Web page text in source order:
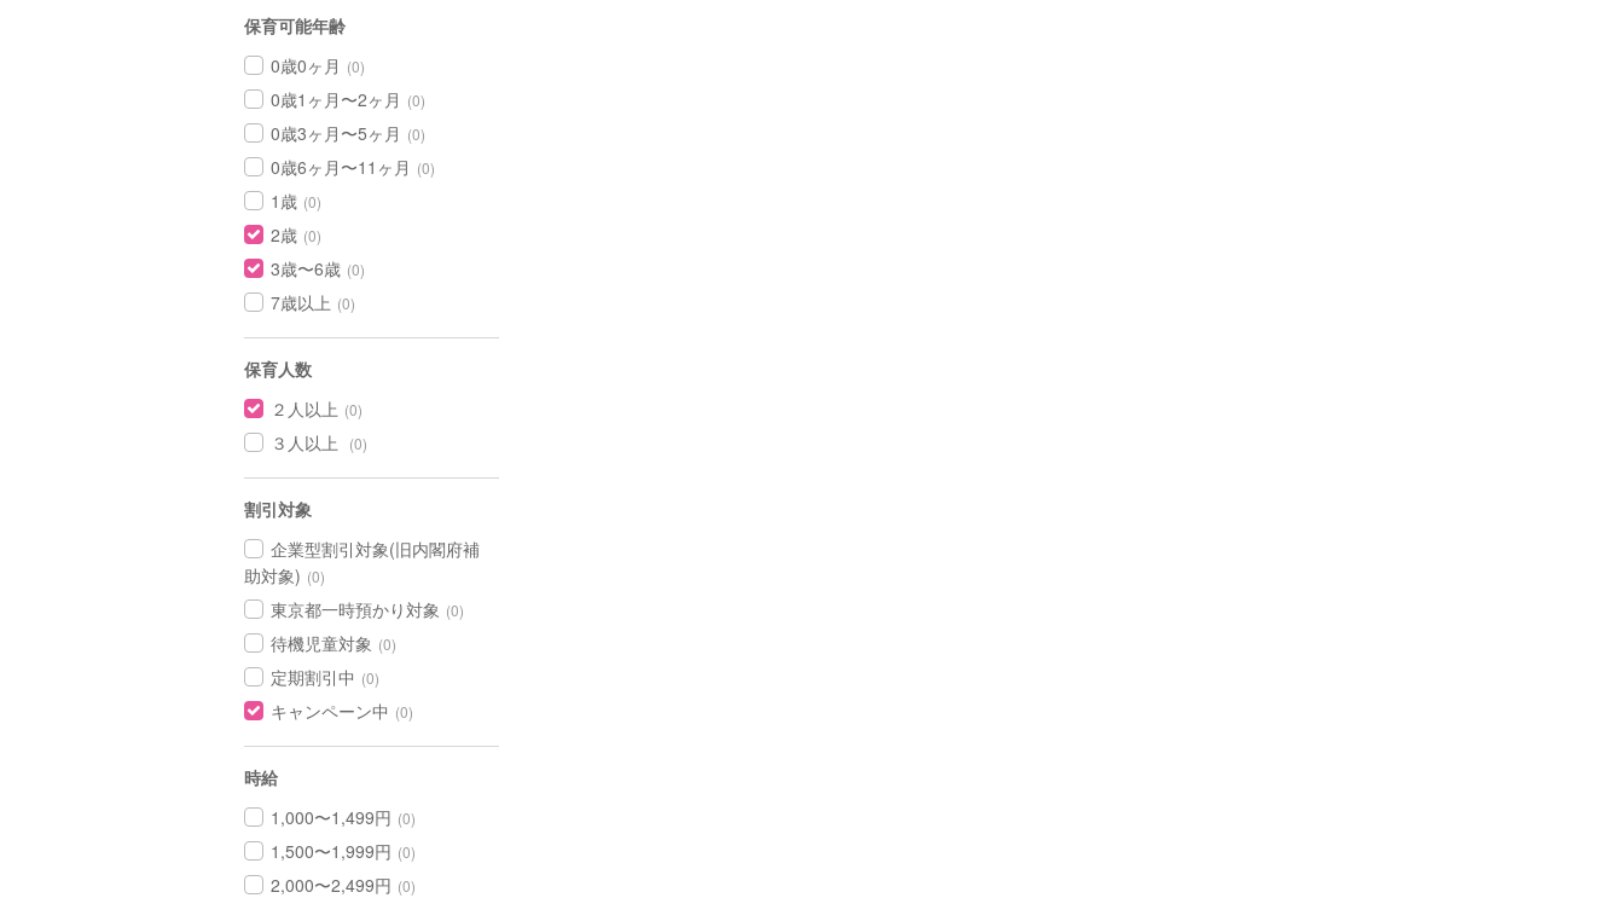
保育可能年齢
0歳0ヶ月 (0)
0歳1ヶ月〜2ヶ月 (0)
0歳3ヶ月〜5ヶ月 (0)
0歳6ヶ月〜11ヶ月 (0)
1歳 (0)
2歳 (0)
3歳〜6歳 (0)
7歳以上 (0)
保育人数
２人以上 (0)
３人以上 (0)
割引対象
企業型割引対象(旧内閣府補
助対象) (0)
東京都一時預かり対象 (0)
待機児童対象 (0)
定期割引中 (0)
キャンペーン中 (0)
時給
1,000〜1,499円 (0)
1,500〜1,999円 (0)
2,000〜2,499円 (0)